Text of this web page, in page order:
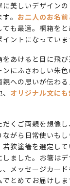
に美しいデザイン
。 お二人のお名
ても最適。桐箱を
ントになっていま
あけると目に飛び
ンにふさわしい朱
親への思いが伝わ
オリジナル文に
だくご両親を想像
ながら日常使いも
若狭塗箸を選定し
しました。お箸は
、メッセージカー
でとめてお届けし